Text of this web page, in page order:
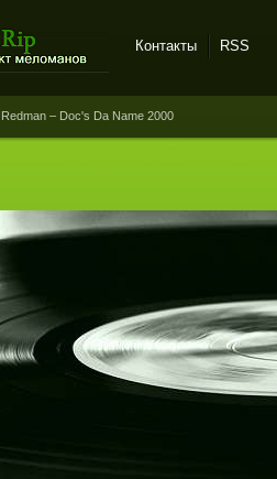
Контакты RSS
‎– Doc's Da Name 2000